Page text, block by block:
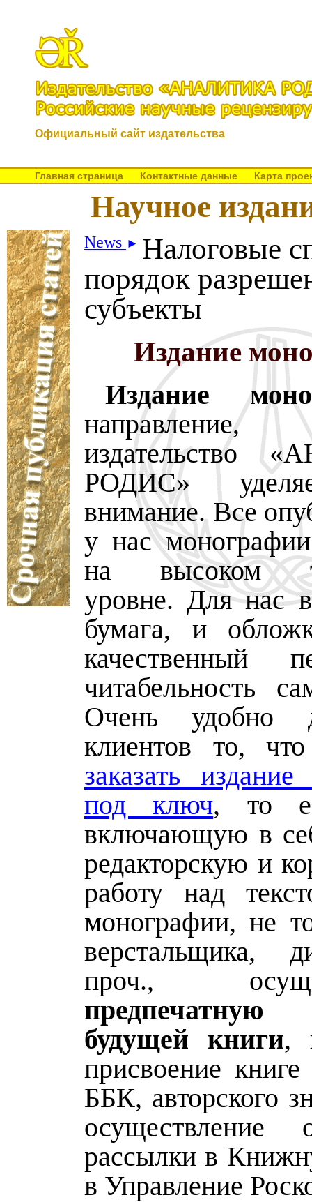
Официальный сайт издательства
Главная страница Контактные данные Карта
Научное
News ► Налоговые
порядок
субъекты
Издание
Издание
направление,
издательство
РОДИС»
внимание. Все
у нас
на высоком
уровне. Для нас
бумага, и
качественный
читабельность
Очень удобно
клиентов то,
заказать
под ключ, то
включающую в
редакторскую и
работу над
монографии, не
верстальщика,
проч.,
предпечатную
будущей книги,
присвоение
ББК, авторского
осуществление
рассылки в
в Управление